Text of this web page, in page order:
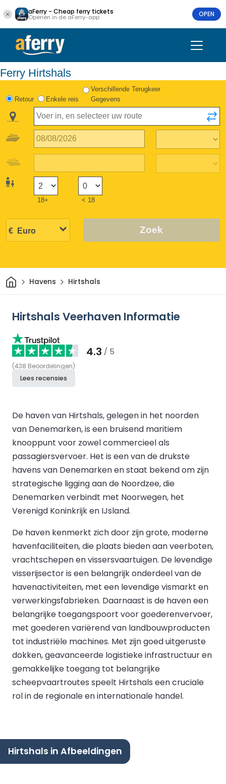
aFerry - Cheap ferry tickets
Openen in de aFerry-app OPEN
Ferry Hirtshals
Retour Enkele reis
Verschillende Terugkeer
Gegevens
18+ < 18
Zoek
ThuisHavens Hirtshals
Hirtshals Veerhaven Informatie
4.3 / 5
(438 Beoordelingen)
Lees recensies
De haven van Hirtshals, gelegen in het noorden
van Denemarken, is een bruisend maritiem
knooppunt voor zowel commercieel als
passagiersvervoer. Het is een van de drukste
havens van Denemarken en staat bekend om zijn
strategische ligging aan de Noordzee, die
Denemarken verbindt met Noorwegen, het
Verenigd Koninkrijk en IJsland.
De haven kenmerkt zich door zijn grote, moderne
havenfaciliteiten, die plaats bieden aan veerboten,
vrachtschepen en vissersvaartuigen. De levendige
visserijsector is een belangrijk onderdeel van de
havenactiviteiten, met een levendige vismarkt en
verwerkingsfabrieken. Daarnaast is de haven een
belangrijke toegangspoort voor goederenvervoer,
met goederen variërend van landbouwproducten
tot industriële machines. Met zijn goed uitgeruste
dokken, geavanceerde logistieke infrastructuur en
gemakkelijke toegang tot belangrijke
scheepvaartroutes speelt Hirtshals een cruciale
rol in de regionale en internationale handel.
Hirtshals in Afbeeldingen